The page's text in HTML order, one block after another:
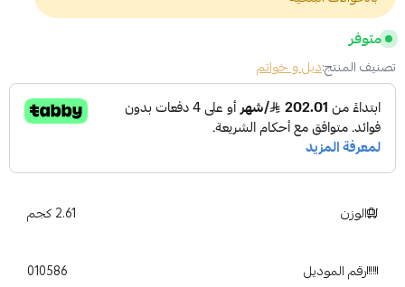
متوفر
تصنيف المنتج:دبل و خواتم
الوزن 2.61 كجم
رقم الموديل 010586